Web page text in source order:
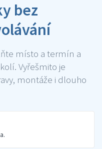
bez
místo a termín a
Vyřešmito je
montáže i dlouho